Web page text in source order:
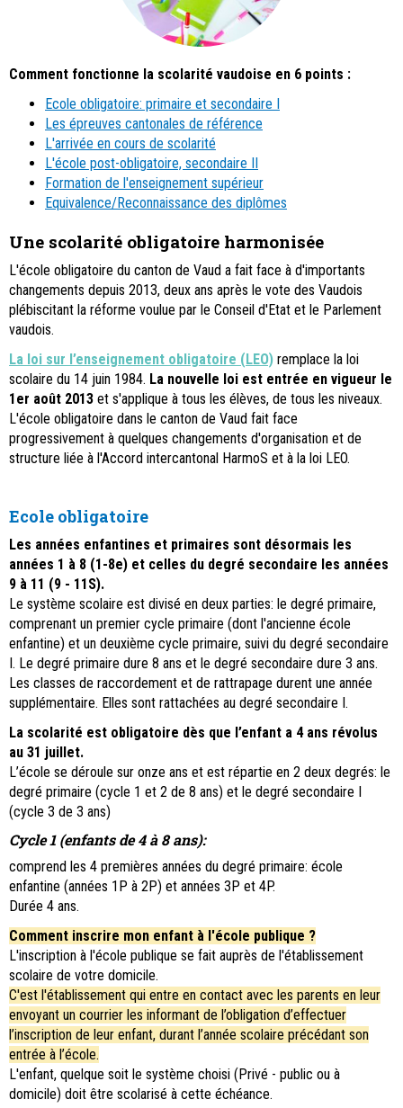
Comment fonctionne la scolarité vaudoise en 6 points :
Ecole obligatoire: primaire et secondaire I
Les épreuves cantonales de référence
L'arrivée en cours de scolarité
L'école post-obligatoire, secondaire II
Formation de l'enseignement supérieur
Equivalence/Reconnaissance des diplômes
Une scolarité obligatoire harmonisée
L'école obligatoire du canton de Vaud a fait face à d'importants
changements depuis 2013, deux ans après le vote des Vaudois
plébiscitant la réforme voulue par le Conseil d'Etat et le Parlement
vaudois.
La loi sur l’enseignement obligatoire (LEO) remplace la loi
scolaire du 14 juin 1984. La nouvelle loi est entrée en vigueur le
1er août 2013 et s'applique à tous les élèves, de tous les niveaux.
L'école obligatoire dans le canton de Vaud fait face
progressivement à quelques changements d'organisation et de
structure liée à l'Accord intercantonal HarmoS et à la loi LEO.
Ecole obligatoire
Les années enfantines et primaires sont désormais les
années 1 à 8 (1-8e) et celles du degré secondaire les années
9 à 11 (9 - 11S).
Le système scolaire est divisé en deux parties: le degré primaire,
comprenant un premier cycle primaire (dont l'ancienne école
enfantine) et un deuxième cycle primaire, suivi du degré secondaire
I. Le degré primaire dure 8 ans et le degré secondaire dure 3 ans.
Les classes de raccordement et de rattrapage durent une année
supplémentaire. Elles sont rattachées au degré secondaire I.
La scolarité est obligatoire dès que l’enfant a 4 ans révolus
au 31 juillet.
L’école se déroule sur onze ans et est répartie en 2 deux degrés: le
degré primaire (cycle 1 et 2 de 8 ans) et le degré secondaire I
(cycle 3 de 3 ans)
Cycle 1 (enfants de 4 à 8 ans):
comprend les 4 premières années du degré primaire: école
enfantine (années 1P à 2P) et années 3P et 4P.
Durée 4 ans.
Comment inscrire mon enfant à l'école publique ?
L'inscription à l'école publique se fait auprès de l'établissement
scolaire de votre domicile.
C'est l'établissement qui entre en contact avec les parents en leur
envoyant un courrier les informant de l’obligation d’effectuer
l’inscription de leur enfant, durant l’année scolaire précédant son
entrée à l’école.
L'enfant, quelque soit le système choisi (Privé - public ou à
domicile) doit être scolarisé à cette échéance.